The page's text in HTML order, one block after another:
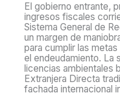
El gobierno entrante,
ingresos fiscales
Sistema General de
un margen de
para cumplir las
el endeudamiento. La
licencias ambientales
Extranjera Directa
fachada internacional